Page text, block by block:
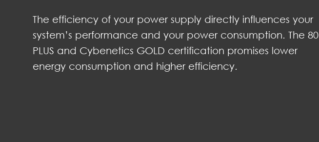
The efficiency of your power supply directly influences your
system’s performance and your power consumption. The 80
PLUS and Cybenetics GOLD certification promises lower
energy consumption and higher efficiency.